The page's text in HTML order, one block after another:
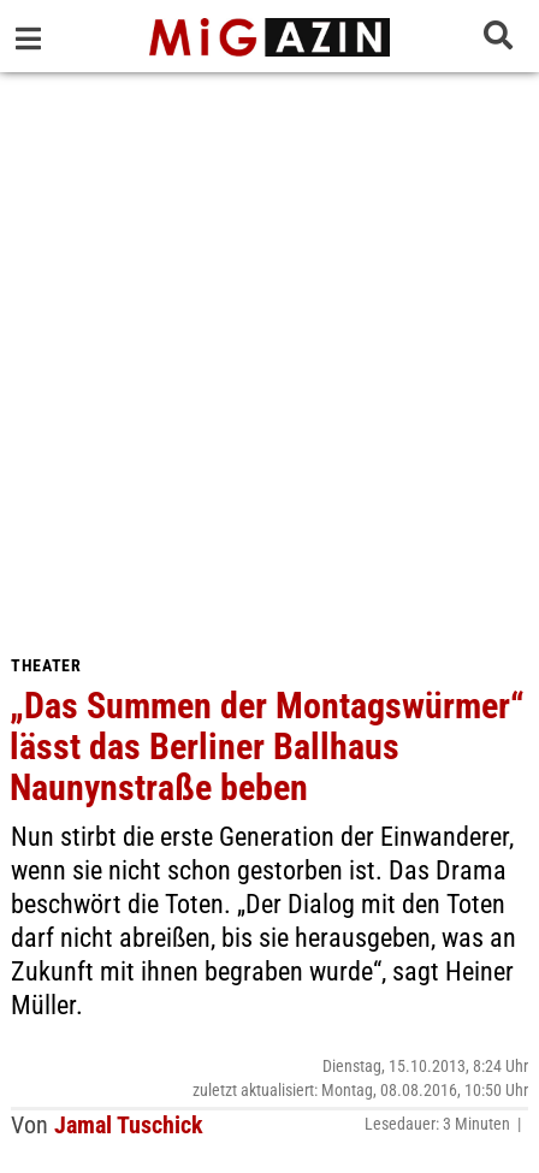
THEATER
„Das Summen der Montagswürmer“
lässt das Berliner Ballhaus
Naunynstraße beben
Nun stirbt die erste Generation der Einwanderer,
wenn sie nicht schon gestorben ist. Das Drama
beschwört die Toten. „Der Dialog mit den Toten
darf nicht abreißen, bis sie herausgeben, was an
Zukunft mit ihnen begraben wurde“, sagt Heiner
Müller.
Von Jamal Tuschick
Dienstag, 15.10.2013, 8:24 Uhr
zuletzt aktualisiert: Montag, 08.08.2016, 10:50 Uhr
Lesedauer: 3 Minuten |